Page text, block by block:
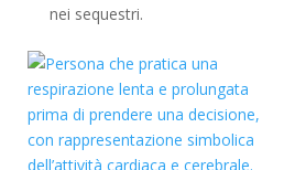
nei sequestri.